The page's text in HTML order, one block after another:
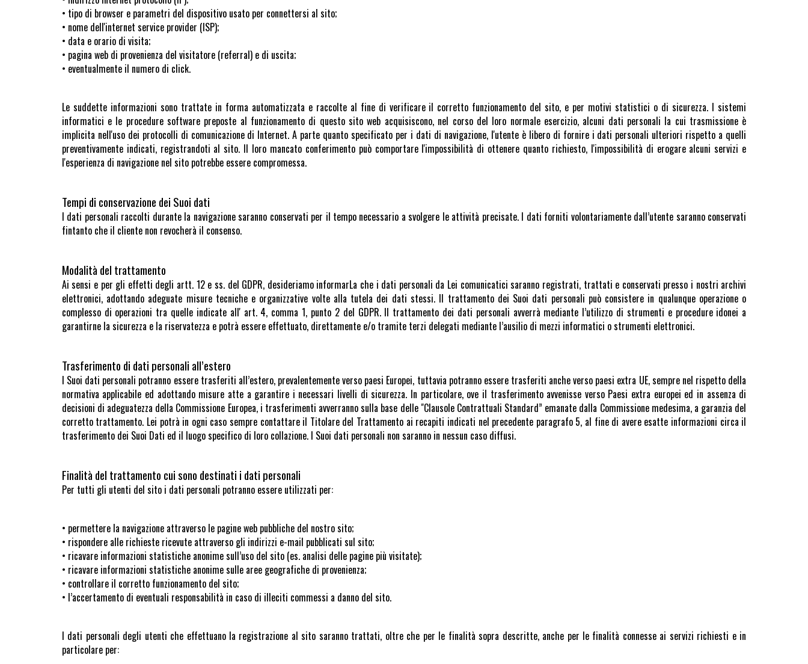
• tipo di browser e parametri del dispositivo usato per connettersi al sito;
• nome dell'internet service provider (ISP);
• data e orario di visita;
• pagina web di provenienza del visitatore (referral) e di uscita;
• eventualmente il numero di click.
Le suddette informazioni sono trattate in forma automatizzata e raccolte al fine di verificare il corretto funzionamento del sito, e per motivi statistici o di sicurezza. I sistemi
informatici e le procedure software preposte al funzionamento di questo sito web acquisiscono, nel corso del loro normale esercizio, alcuni dati personali la cui trasmissione è
implicita nell'uso dei protocolli di comunicazione di Internet. A parte quanto specificato per i dati di navigazione, l'utente è libero di fornire i dati personali ulteriori rispetto a quelli
preventivamente indicati, registrandoti al sito. Il loro mancato conferimento può comportare l'impossibilità di ottenere quanto richiesto, l'impossibilità di erogare alcuni servizi e
l'esperienza di navigazione nel sito potrebbe essere compromessa.
Tempi di conservazione dei Suoi dati
I dati personali raccolti durante la navigazione saranno conservati per il tempo necessario a svolgere le attività precisate. I dati forniti volontariamente dall’utente saranno conservati
fintanto che il cliente non revocherà il consenso.
Modalità del trattamento
Ai sensi e per gli effetti degli artt. 12 e ss. del GDPR, desideriamo informarLa che i dati personali da Lei comunicatici saranno registrati, trattati e conservati presso i nostri archivi
elettronici, adottando adeguate misure tecniche e organizzative volte alla tutela dei dati stessi. Il trattamento dei Suoi dati personali può consistere in qualunque operazione o
complesso di operazioni tra quelle indicate all' art. 4, comma 1, punto 2 del GDPR. Il trattamento dei dati personali avverrà mediante l’utilizzo di strumenti e procedure idonei a
garantirne la sicurezza e la riservatezza e potrà essere effettuato, direttamente e/o tramite terzi delegati mediante l’ausilio di mezzi informatici o strumenti elettronici.
Trasferimento di dati personali all’estero
I Suoi dati personali potranno essere trasferiti all’estero, prevalentemente verso paesi Europei, tuttavia potranno essere trasferiti anche verso paesi extra UE, sempre nel rispetto della
normativa applicabile ed adottando misure atte a garantire i necessari livelli di sicurezza. In particolare, ove il trasferimento avvenisse verso Paesi extra europei ed in assenza di
decisioni di adeguatezza della Commissione Europea, i trasferimenti avverranno sulla base delle "Clausole Contrattuali Standard” emanate dalla Commissione medesima, a garanzia del
corretto trattamento. Lei potrà in ogni caso sempre contattare il Titolare del Trattamento ai recapiti indicati nel precedente paragrafo 5, al fine di avere esatte informazioni circa il
trasferimento dei Suoi Dati ed il luogo specifico di loro collazione. I Suoi dati personali non saranno in nessun caso diffusi.
Finalità del trattamento cui sono destinati i dati personali
Per tutti gli utenti del sito i dati personali potranno essere utilizzati per:
• permettere la navigazione attraverso le pagine web pubbliche del nostro sito;
• rispondere alle richieste ricevute attraverso gli indirizzi e-mail pubblicati sul sito;
• ricavare informazioni statistiche anonime sull’uso del sito (es. analisi delle pagine più visitate);
• ricavare informazioni statistiche anonime sulle aree geografiche di provenienza;
• controllare il corretto funzionamento del sito;
• l’accertamento di eventuali responsabilità in caso di illeciti commessi a danno del sito.
I dati personali degli utenti che effettuano la registrazione al sito saranno trattati, oltre che per le finalità sopra descritte, anche per le finalità connesse ai servizi richiesti e in
particolare per: